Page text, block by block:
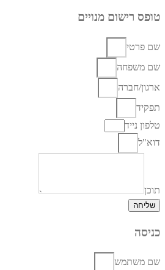
טופס רישום מנויים
שם פרטי
שם משפחה
ארגון/חברה
תפקיד
טלפון נייד
דוא"ל
תוכן
שליחה
כניסה
שם משתמש